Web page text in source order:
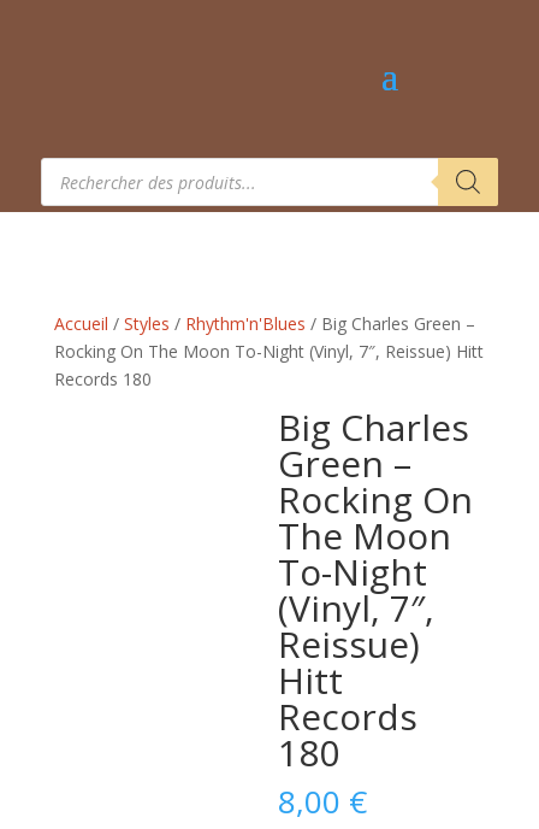
Recherche
produits
Accueil / Styles / Rhythm'n'Blues / Big Charles Green –
Rocking On The Moon To-Night (Vinyl, 7″, Reissue) Hitt
Records 180
Big Charles
Green –
Rocking On
The Moon
To-Night
(Vinyl, 7″,
Reissue)
Hitt
Records
180
8,00 €